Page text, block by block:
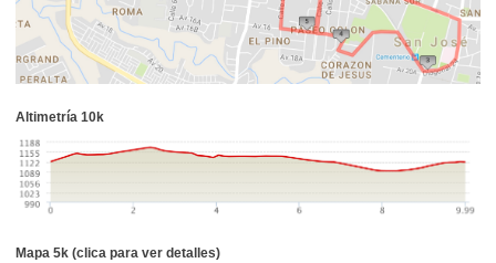
Altimetría 10k
Mapa 5k (clica para ver detalles)